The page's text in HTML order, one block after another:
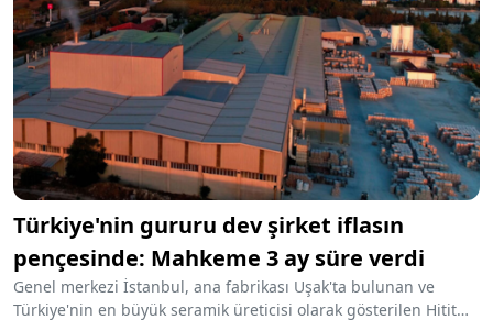
Türkiye'nin gururu dev şirket iflasın
pençesinde: Mahkeme 3 ay süre verdi
Genel merkezi İstanbul, ana fabrikası Uşak'ta bulunan ve
Türkiye'nin en büyük seramik üreticisi olarak gösterilen Hitit